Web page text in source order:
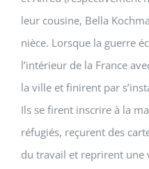
leur cousine, Bella
nièce. Lorsque la guerre
l’intérieur de la France
la ville et finirent par
Ils se firent inscrire à la
réfugiés, reçurent des
du travail et reprirent une